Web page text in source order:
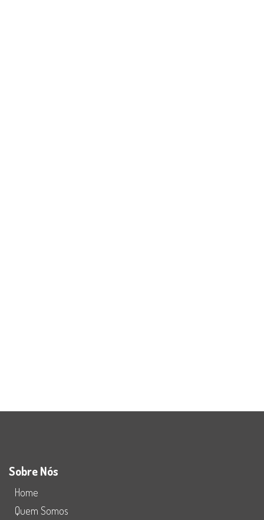
Sobre Nós
Home
Quem Somos